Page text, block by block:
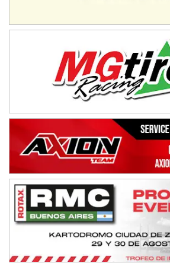
IAME SERIES ARGENTINA 6
Baradero (Buenos Aires)
Ciudad de Trenque Lauquen (Asfalto)
Trenque Lauquen (Buenos Aires)
ENTRERRIANO - F6 (POSTERGADA)
Parque de la Velocidad (Asfalto)
Villaguay (Entre Ríos)
El Cerro (Tierra)
Victoria (Entre Ríos)
PATAGONICO - F6
Moto Club Reginense (Tierra)
Gral. E. Godoy (Río Negro)
CSK - F7